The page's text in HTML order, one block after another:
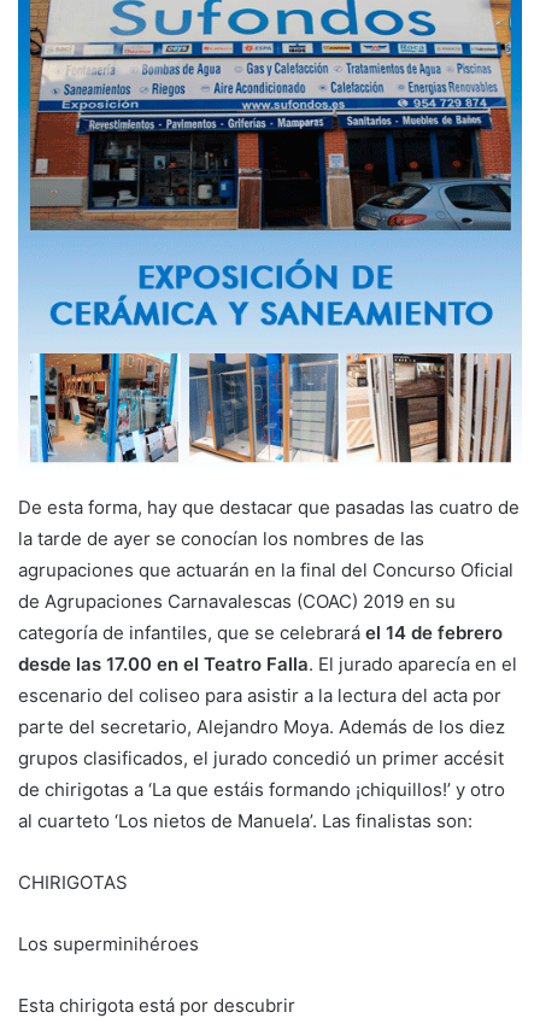
De esta forma, hay que destacar que pasadas las cuatro de
la tarde de ayer se conocían los nombres de las
agrupaciones que actuarán en la final del Concurso Oficial
de Agrupaciones Carnavalescas (COAC) 2019 en su
categoría de infantiles, que se celebrará el 14 de febrero
desde las 17.00 en el Teatro Falla. El jurado aparecía en el
escenario del coliseo para asistir a la lectura del acta por
parte del secretario, Alejandro Moya. Además de los diez
grupos clasificados, el jurado concedió un primer accésit
de chirigotas a ‘La que estáis formando ¡chiquillos!’ y otro
al cuarteto ‘Los nietos de Manuela’. Las finalistas son:
CHIRIGOTAS
Los superminihéroes
Esta chirigota está por descubrir